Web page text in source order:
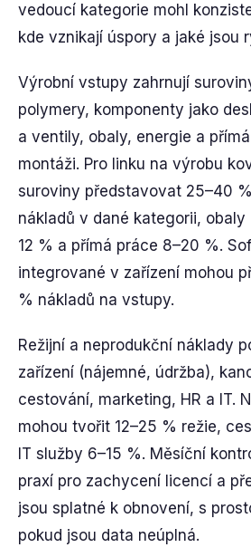
vedoucí kategorie mohl
kde vznikají úspory a jaké jsou
Výrobní vstupy zahrnují
polymery, komponenty jako
a ventily, obaly, energie a
montáži. Pro linku na výrobu
suroviny představovat 25–40
nákladů v dané kategorii,
12 % a přímá práce 8–20 %.
integrované v zařízení mohou
% nákladů na vstupy.
Režijní a neprodukční náklady
zařízení (nájemné, údržba),
cestování, marketing, HR a IT.
mohou tvořit 12–25 % režie,
IT služby 6–15 %. Měsíční
praxí pro zachycení licencí a
jsou splatné k obnovení, s
pokud jsou data neúplná.